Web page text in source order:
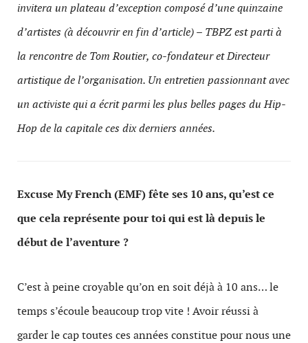
invitera un plateau d’exception composé d’une quinzaine
d’artistes (à découvrir en fin d’article) – TBPZ est parti à
la rencontre de Tom Routier, co-fondateur et Directeur
artistique de l’organisation. Un entretien passionnant avec
un activiste qui a écrit parmi les plus belles pages du Hip-
Hop de la capitale ces dix derniers années.
Excuse My French (EMF) fête ses 10 ans, qu’est ce
que cela représente pour toi qui est là depuis le
début de l’aventure ?
C’est à peine croyable qu’on en soit déjà à 10 ans… le
temps s’écoule beaucoup trop vite ! Avoir réussi à
garder le cap toutes ces années constitue pour nous une